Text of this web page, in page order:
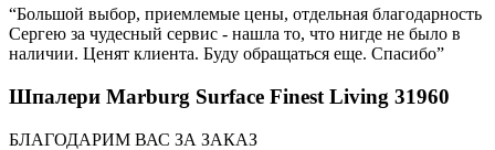
“Большой выбор, приемлемые цены, отдельная благодарность
Сергею за чудесный сервис - нашла то, что нигде не было в
наличии. Ценят клиента. Буду обращаться еще. Спасибо”
Шпалери Marburg Surface Finest Living 31960
БЛАГОДАРИМ ВАС ЗА ЗАКАЗ